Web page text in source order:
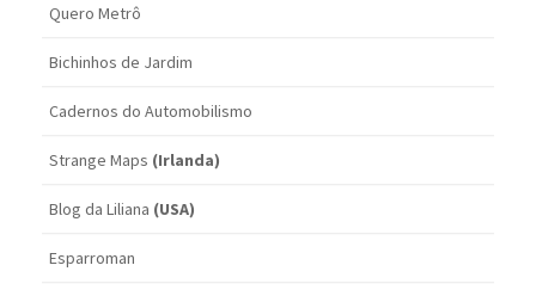
Quero Metrô
Bichinhos de Jardim
Cadernos do Automobilismo
Strange Maps (Irlanda)
Blog da Liliana (USA)
Esparroman